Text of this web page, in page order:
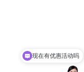
现在有优惠活动吗